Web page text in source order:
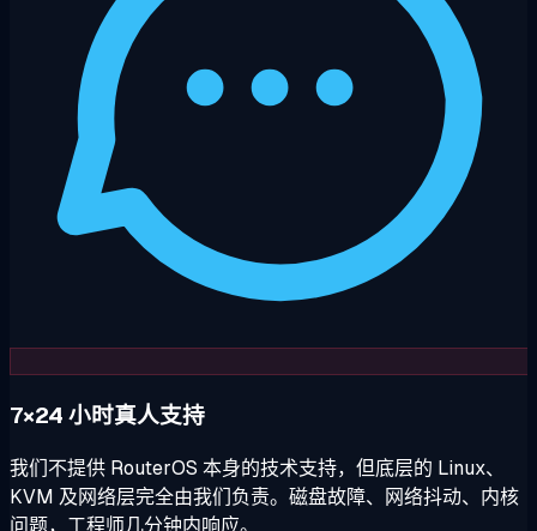
7×24 小时真人支持
我们不提供 RouterOS 本身的技术支持，但底层的 Linux、
KVM 及网络层完全由我们负责。磁盘故障、网络抖动、内核